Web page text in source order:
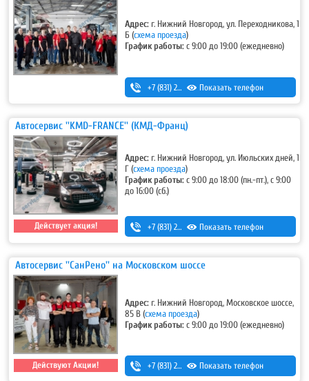
Адрес: г. Нижний Новгород, ул. Переходникова, 1
Б (схема проезда)
График работы:с 9:00 до 19:00 (ежедневно)
+7 (831) 280-69-88 Показать телефон
Автосервис ''KMD-FRANCE'' (КМД-Франц)
Действует акция!
Адрес: г. Нижний Новгород, ул. Июльских дней, 1
Г(схема проезда)
График работы:с 9:00 до 18:00 (пн.-пт.), с 9:00
до 16:00 (сб.)
+7 (831) 291-19-79 Показать телефон
Автосервис ''СанРено'' на Московском шоссе
Действуют Акции!
Адрес: г. Нижний Новгород, Московское шоссе,
85 В(схема проезда)
График работы:с 9:00 до 19:00 (ежедневно)
+7 (831) 280-69-88 Показать телефон